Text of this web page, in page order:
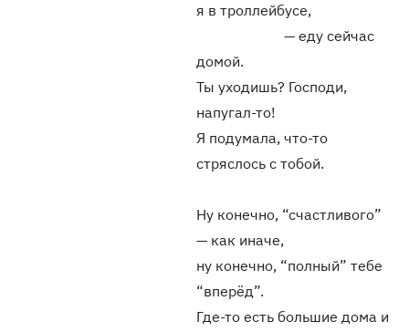
я в троллейбусе,
— еду сейчас
домой.
Ты уходишь? Господи,
напугал-то!
Я подумала, что-то
стряслось с тобой.
Ну конечно, “счастливого”
— как иначе,
ну конечно, “полный” тебе
“вперёд”.
Где-то есть большие дома и